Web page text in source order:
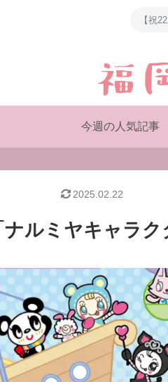
【祝
今週の人気記事
ルミヤキャラク
2025.02.22